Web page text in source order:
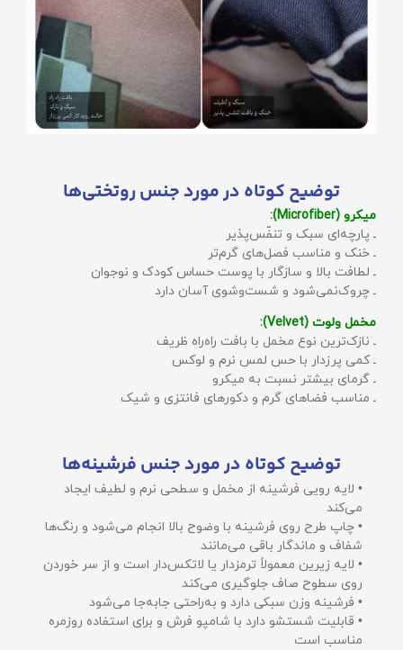
توضیح کوتاه در مورد جنس روتختی‌ها
میکرو (Microfiber):
ـ پارچه‌ای سبک و تنفّس‌پذیر
ـ خنک و مناسب فصل‌های گرم‌تر
ـ لطافت بالا و سازگار با پوست حساس کودک و نوجوان
ـ چروک‌نمی‌شود و شست‌وشوی آسان دارد
مخمل ولوت (Velvet):
ـ نازک‌ترین نوع مخمل با بافت راه‌راه ظریف
ـ کمی پرزدار با حس لمس نرم و لوکس
ـ گرمای بیشتر نسبت به میکرو
ـ مناسب فضاهای گرم و دکورهای فانتزی و شیک
توضیح کوتاه در مورد جنس فرشینه‌ها
• لایه رویی فرشینه از مخمل و سطحی نرم و لطیف ایجاد
می‌کند
• چاپ طرح روی فرشینه با وضوح بالا انجام می‌شود و رنگ‌ها
شفاف و ماندگار باقی می‌مانند
• لایه زیرین معمولاً ترمزدار یا لاتکس‌دار است و از سر خوردن
روی سطوح صاف جلوگیری می‌کند
• فرشینه وزن سبکی دارد و به‌راحتی جابه‌جا می‌شود
• قابلیت شستشو دارد با شامپو فرش و برای استفاده روزمره
مناسب است